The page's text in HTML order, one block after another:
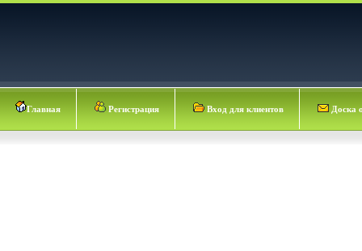
Главная Регистрация Вход для клиентов Доска